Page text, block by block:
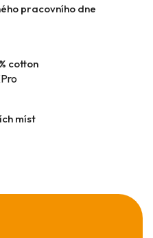
pracovního dne
cotton
míst